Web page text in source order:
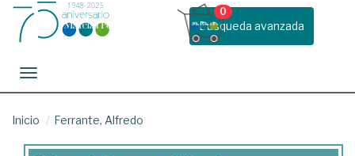
Busqueda avanzada
0
Toggle navigation
Inicio Ferrante, Alfredo